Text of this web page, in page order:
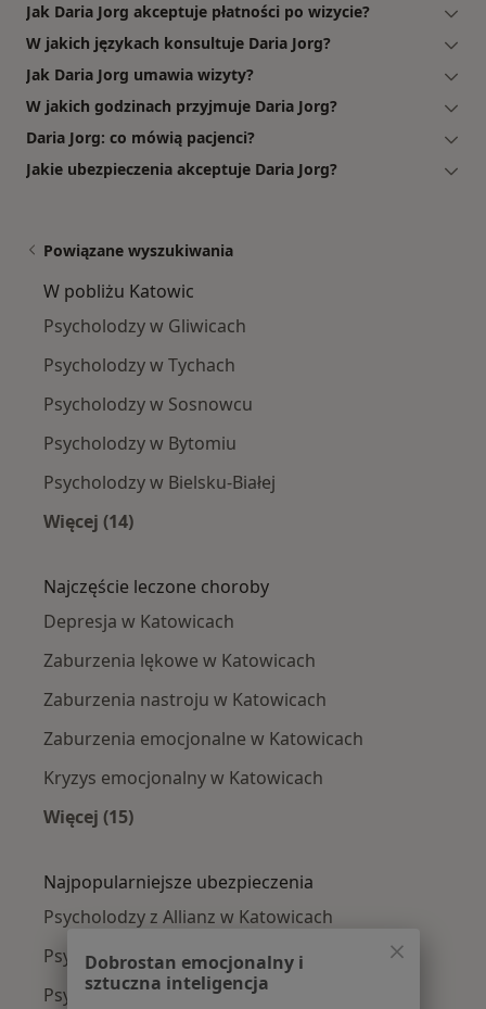
Jak Daria Jorg akceptuje płatności po wizycie?
W jakich językach konsultuje Daria Jorg?
Jak Daria Jorg umawia wizyty?
W jakich godzinach przyjmuje Daria Jorg?
Daria Jorg: co mówią pacjenci?
Jakie ubezpieczenia akceptuje Daria Jorg?
Powiązane wyszukiwania
W pobliżu Katowic
Psycholodzy w Gliwicach
Psycholodzy w Tychach
Psycholodzy w Sosnowcu
Psycholodzy w Bytomiu
Psycholodzy w Bielsku-Białej
Więcej (14)
Najczęście leczone choroby
Depresja w Katowicach
Zaburzenia lękowe w Katowicach
Zaburzenia nastroju w Katowicach
Zaburzenia emocjonalne w Katowicach
Kryzys emocjonalny w Katowicach
Więcej (15)
Najpopularniejsze ubezpieczenia
Psycholodzy z Allianz w Katowicach
Psycholodzy z POLMED w Katowicach
Psycholodzy z Signal Iduna w Katowicach
Dobrostan emocjonalny i
sztuczna inteligencja